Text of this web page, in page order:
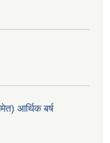
आर्थिक बर्ष